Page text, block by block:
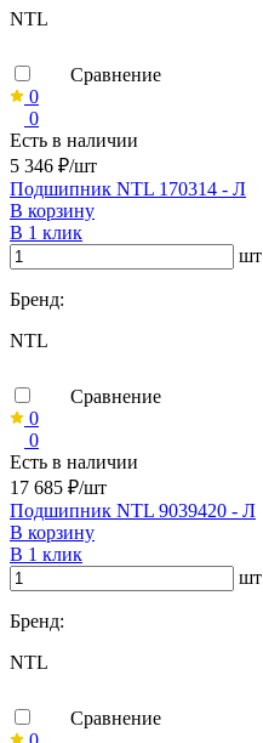
NTL
Сравнение
0
0
Есть в наличии
5 346 ₽/шт
Подшипник NTL 170314 - Л
В корзину
В 1 клик
шт
Бренд:
NTL
Сравнение
0
0
Есть в наличии
17 685 ₽/шт
Подшипник NTL 9039420 - Л
В корзину
В 1 клик
шт
Бренд:
NTL
Сравнение